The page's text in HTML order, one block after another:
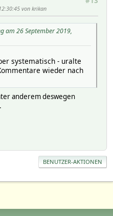
von krikan
am 26 September 2019,
systematisch - uralte
wieder nach
anderem deswegen
BENUTZER-AKTIONEN